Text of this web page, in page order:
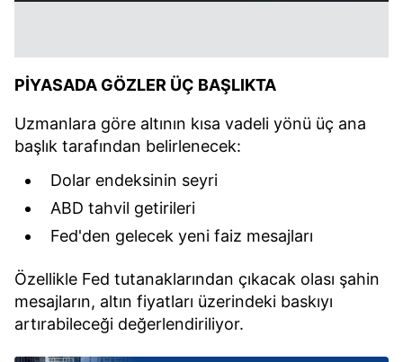
PİYASADA GÖZLER ÜÇ BAŞLIKTA
Uzmanlara göre altının kısa vadeli yönü üç ana
başlık tarafından belirlenecek:
Dolar endeksinin seyri
ABD tahvil getirileri
Fed'den gelecek yeni faiz mesajları
Özellikle Fed tutanaklarından çıkacak olası şahin
mesajların, altın fiyatları üzerindeki baskıyı
artırabileceği değerlendiriliyor.